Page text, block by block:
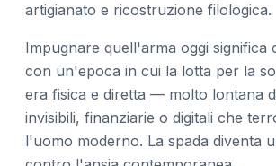
artigianato e ricostruzione filologica.
Impugnare quell'arma oggi significa
con un'epoca in cui la lotta per la
era fisica e diretta — molto lontana
invisibili, finanziarie o digitali che
l'uomo moderno. La spada diventa